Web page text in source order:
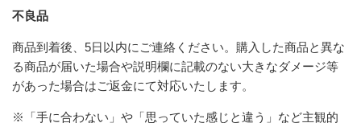
不良品
商品到着後、5日以内にご連絡ください。購入した商品と異な
る商品が届いた場合や説明欄に記載のない大きなダメージ等
があった場合はご返金にて対応いたします。
※「手に合わない」や「思っていた感じと違う」など主観的